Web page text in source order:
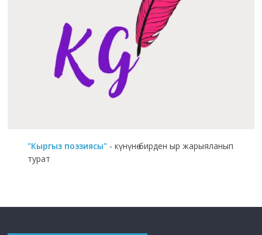
"Кыргыз поэзиясы" - күнүнө бирден ыр жарыяланып
турат